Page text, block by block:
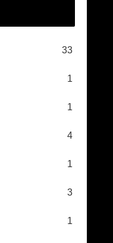
33
1
1
4
1
3
1